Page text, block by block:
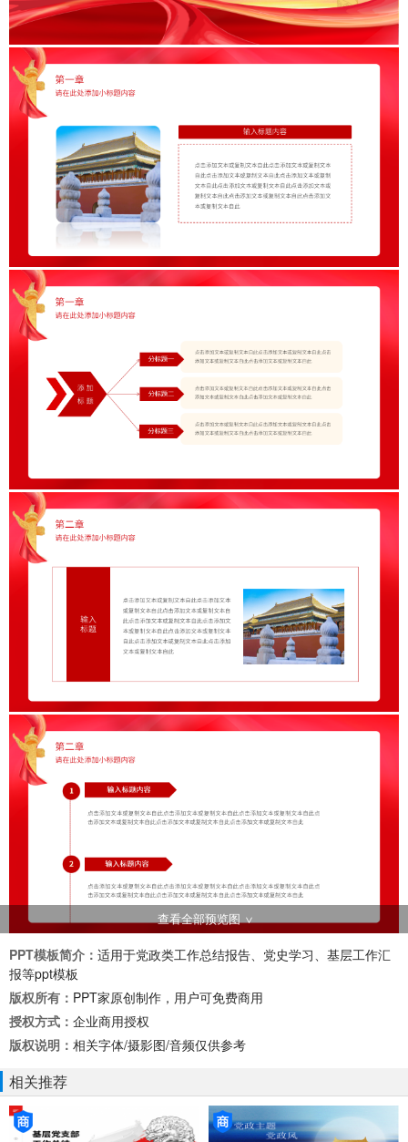
查看全部预览图
PPT模板简介： 适用于党政类工作总结报告、党史学习、基层工作汇
报等ppt模板
版权所有： PPT家原创制作，用户可免费商用
授权方式： 企业商用授权
版权说明： 相关字体/摄影图/音频仅供参考
相关推荐